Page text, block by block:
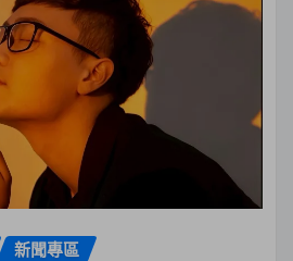
新聞專區